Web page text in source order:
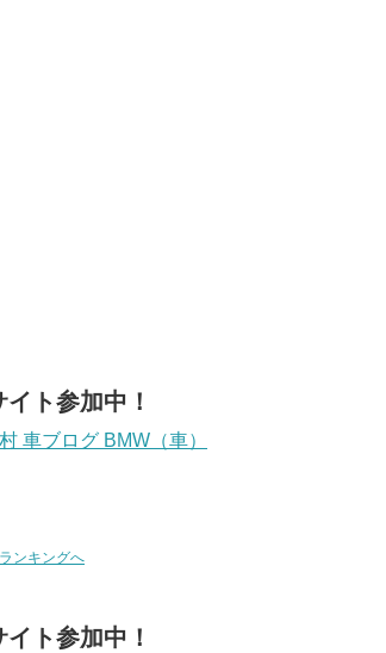
ト参加中！
ンキングへ
ト参加中！